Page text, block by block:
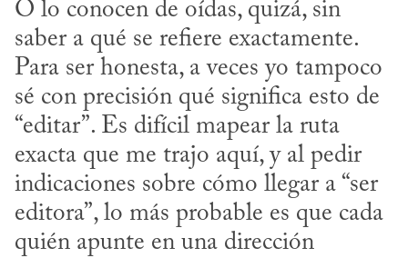
O lo conocen de oídas, quizá, sin
saber a qué se refiere exactamente.
Para ser honesta, a veces yo tampoco
sé con precisión qué significa esto de
“editar”. Es difícil mapear la ruta
exacta que me trajo aquí, y al pedir
indicaciones sobre cómo llegar a “ser
editora”, lo más probable es que cada
quién apunte en una dirección